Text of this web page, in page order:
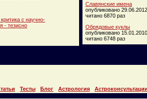
с научно-
- тезисно
Славянские имена
опубликовано 29.06.2012
читано 6870 раз
Обрядовые куклы
опубликовано 15.01.2010
читано 6748 раз
Тесты Блог Астрология